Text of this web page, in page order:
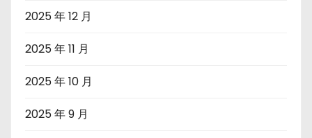
2025 年 12 月
2025 年 11 月
2025 年 10 月
2025 年 9 月